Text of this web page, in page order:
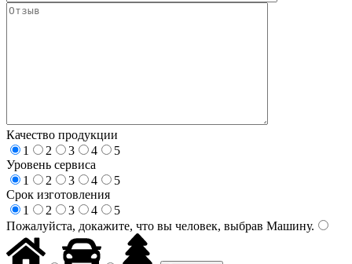
Качество продукции
1
2 3 4
5
Уровень сервиса
1
2 3 4
5
Срок изготовления
1
2 3 4
5
Пожалуйста, докажите, что вы человек, выбрав Машину.